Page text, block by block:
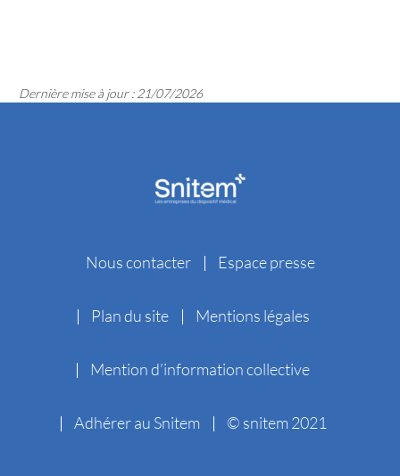
Dernière mise à jour : 21/07/2026
Nous contacter Espace presse
Plan du site Mentions légales
Mention d’information collective
Adhérer au Snitem © snitem 2021